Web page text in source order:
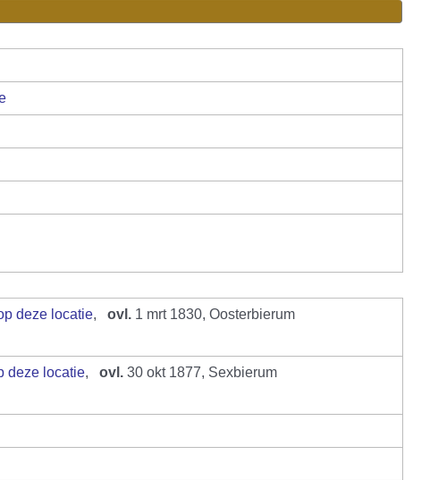
, ovl. 1 mrt 1830, Oosterbierum
, ovl. 30 okt 1877, Sexbierum